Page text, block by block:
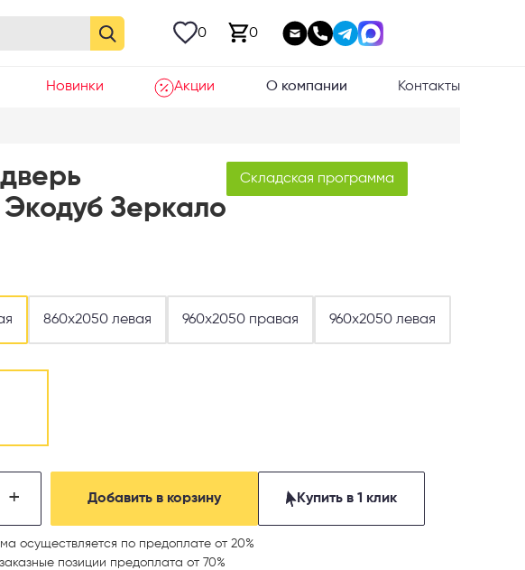
0 0
Новинки Акции О компании Контакты
Зеркало
Складская программа
860х2050 левая 960х2050 правая 960х2050 левая
+ Купить в 1 клик
Добавить в корзину
осуществляется по предоплате от 20%
позиции предоплата от 70%